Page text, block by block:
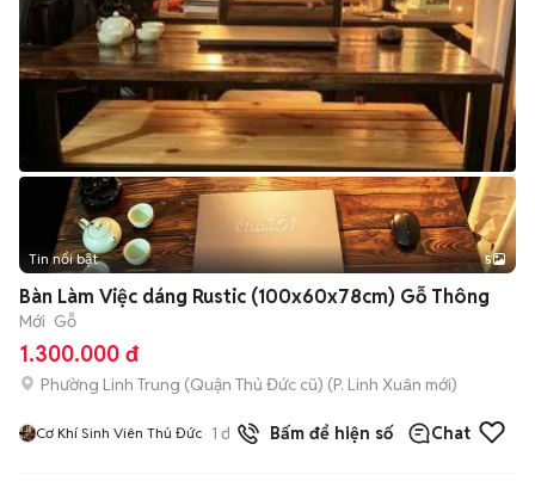
Tin nổi bật 5
Bàn Làm Việc dáng Rustic (100x60x78cm) Gỗ Thông
Mới Gỗ
1.300.000 đ
Phường Linh Trung (Quận Thủ Đức cũ) (P. Linh Xuân mới)
Cơ Khí Sinh Viên Thủ Đức 1 đã bánBấm để hiện số Chat